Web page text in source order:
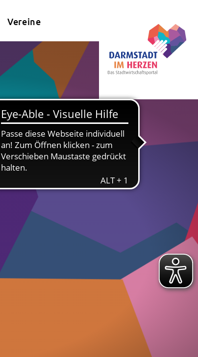
Vereine